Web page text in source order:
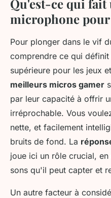
Qu'est-ce qui fait
microphone pour
Pour plonger dans le vif
comprendre ce qui définit
supérieure pour les jeux
meilleurs micros gamer
par leur capacité à offrir
irréprochable. Vous
nette, et facilement
bruits de fond. La
joue ici un rôle crucial,
sons qu'il peut capter et
Un autre facteur à